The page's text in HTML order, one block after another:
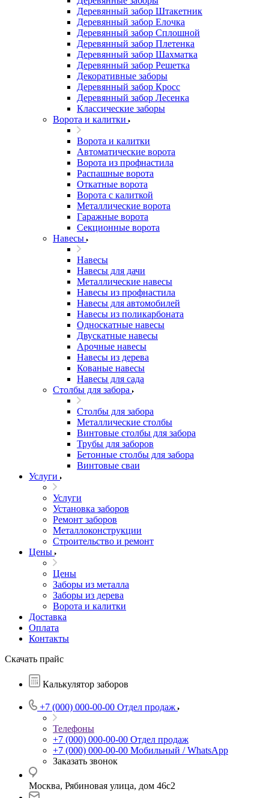
Деревянный забор Штакетник
Деревянный забор Елочка
Деревянный забор Сплошной
Деревянный забор Плетенка
Деревянный забор Шахматка
Деревянный забор Решетка
Декоративные заборы
Деревянный забор Кросс
Деревянный забор Лесенка
Классические заборы
Ворота и калитки
Ворота и калитки
Автоматические ворота
Ворота из профнастила
Распашные ворота
Откатные ворота
Ворота с калиткой
Металлические ворота
Гаражные ворота
Секционные ворота
Навесы
Навесы
Навесы для дачи
Металлические навесы
Навесы из профнастила
Навесы для автомобилей
Навесы из поликарбоната
Односкатные навесы
Двускатные навесы
Арочные навесы
Навесы из дерева
Кованые навесы
Навесы для сада
Столбы для забора
Столбы для забора
Металлические столбы
Винтовые столбы для забора
Трубы для заборов
Бетонные столбы для забора
Винтовые сваи
Услуги
Услуги
Установка заборов
Ремонт заборов
Металлоконструкции
Строительство и ремонт
Цены
Цены
Заборы из металла
Заборы из дерева
Ворота и калитки
Доставка
Оплата
Контакты
Скачать прайс
Калькулятор заборов
+7 (000) 000-00-00 Отдел продаж
Телефоны
+7 (000) 000-00-00 Отдел продаж
+7 (000) 000-00-00 Мобильный / WhatsApp
Заказать звонок
Москва, Рябиновая улица, дом 46с2